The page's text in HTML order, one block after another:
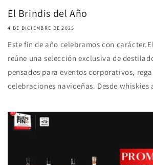
El Brindis del Año
4 DE DICIEMBRE DE 2025
Este fin de año celebramos con
reúne una selección exclusiva de
pensados para eventos corporativos,
celebraciones navideñas. Desde whiskies